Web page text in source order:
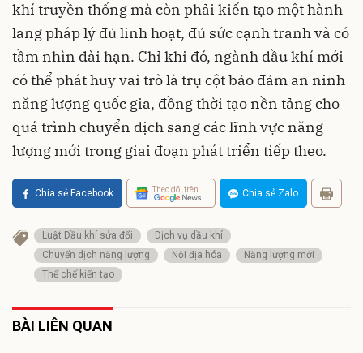
khí truyền thống mà còn phải kiến tạo một hành
lang pháp lý đủ linh hoạt, đủ sức cạnh tranh và có
tầm nhìn dài hạn. Chỉ khi đó, ngành dầu khí mới
có thể phát huy vai trò là trụ cột bảo đảm an ninh
năng lượng quốc gia, đồng thời tạo nền tảng cho
quá trình chuyển dịch sang các lĩnh vực năng
lượng mới trong giai đoạn phát triển tiếp theo.
Chia sẻ Facebook Theo dõi trên Chia sẻ Zalo
Luật Dầu khí sửa đổi
Dịch vụ dầu khí
Chuyển dịch năng lượng
Nội địa hóa
Năng lượng mới
Thể chế kiến tạo
BÀI LIÊN QUAN